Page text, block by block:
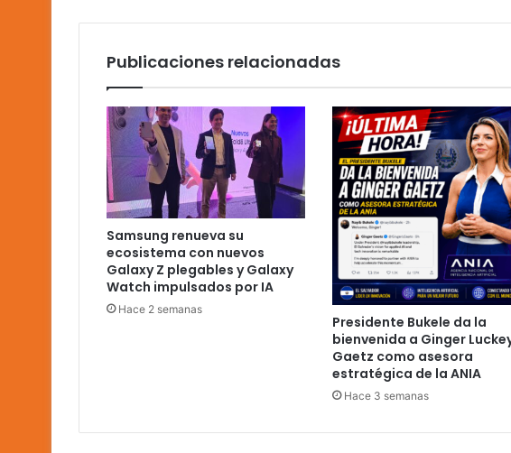
Publicaciones relacionadas
Samsung renueva su
ecosistema con nuevos
Galaxy Z plegables y Galaxy
Watch impulsados por IA
Hace 2 semanas
Presidente Bukele da la
bienvenida a Ginger
Gaetz como asesora
estratégica de la ANIA
Hace 3 semanas